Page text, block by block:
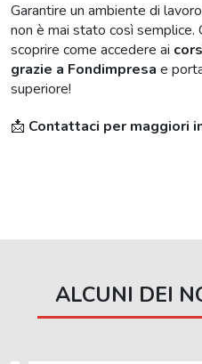
Garantire un ambiente di
non è mai stato così
scoprire come accedere ai
grazie a Fondimpresa e
superiore!
📩 Contattaci per maggiori
ALCUNI DEI